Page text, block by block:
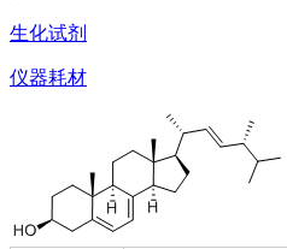
生化试剂
仪器耗材